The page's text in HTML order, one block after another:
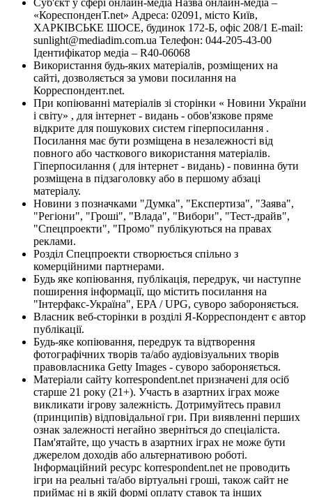
«КореспонденТ.net» Адреса: 02091, місто Київ,
ХАРКІВСЬКЕ ШОСЕ, будинок 172-Б, офіс 208/1 E-mail:
sunlight@mediadim.com.ua Телефон: 044-205-43-00
Ідентифікатор медіа – R40-06068
Використання будь-яких матеріалів, розміщених на
сайті, дозволяється за умови посилання на
Корреспондент.net.
При копіюванні матеріалів зі сторінки « Новини України
і світу» , для інтернет - видань - обов'язкове пряме
відкрите для пошукових систем гіперпосилання .
Посилання має бути розміщена в незалежності від
повного або часткового використання матеріалів.
Гіперпосилання ( для інтернет - видань) - повинна бути
розміщена в підзаголовку або в першому абзаці
матеріалу.
Новини з позначками "Думка", "Експертиза", "Заява",
"Регіони", "Гроші", "Влада", "Вибори", "Тест-драйв",
"Спецпроекти", "Промо" публікуються на правах
реклами.
Розділ Спецпроекти створюється спільно з
комерційними партнерами.
Будь яке копіювання, публікація, передрук, чи наступне
поширення інформації, що містить посилання на
"Інтерфакс-Україна", EPA / UPG, суворо забороняється.
Власник веб-сторінки в розділі Я-Корреспондент є автор
публікації.
Будь-яке копіювання, передрук та відтворення
фотографічних творів та/або аудіовізуальних творів
правовласника Getty Images - суворо забороняється.
Матеріали сайту korrespondent.net призначені для осіб
старше 21 року (21+). Участь в азартних іграх може
викликати ігрову залежність. Дотримуйтесь правил
(принципів) відповідальної гри. При виявленні перших
ознак залежності негайно зверніться до спеціаліста.
Пам'ятайте, що участь в азартних іграх не може бути
джерелом доходів або альтернативою роботі.
Інформаційний ресурс korrespondent.net не проводить
ігри на реальні та/або віртуальні гроші, також сайт не
приймає ні в якій формі оплату ставок та інших